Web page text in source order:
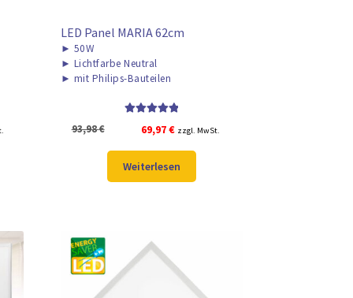
LED Panel MARIA 62cm
► 50W
► Lichtfarbe Neutral
► mit Philips-Bauteilen
von 5
93,98€
Ursprünglicher
war:
93,98 €
69,97€Aktueller
ist:
69,97 €.
zzgl. MwSt.
Weiterlesen